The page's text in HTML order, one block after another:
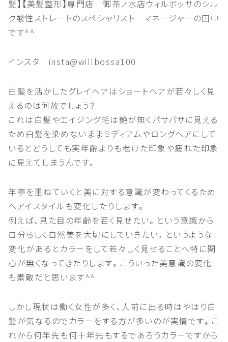
髪】【美髪整形】専門店 御茶ノ水店ウィルボッサのシル
ク酸性ストレートのスペシャリスト マネージャーの田中
です^^
インスタ insta@willbossa100
白髪を活かしたグレイヘアはショートヘアが若々しく見
えるのは何故でしょう？
これは白髪やエイジング毛は艶が無くパサパサに見える
ため白髪を染めないままミディアムやロングヘアにして
いるとどうしても実年齢よりも老けた印象や疲れた印象
に見えてしまうんです。
年寧を重ねていくと美に対する意識が変わってくるため
へアイスタイルも変化したりします。
例えば、見た目の年齢を若く見せたい。という意識から
自分らしく自然美を大切にしていきたい。というような
変化があるとカラーをして若々しく見せることへ特に関
心が無くなってきたりします。こういった美意識の変化
も素敵だと思います^^
しかし現状は働く女性が多く、人前に出る時はやはり白
髪が気なるのでカラーをする方が多いのが実情です。こ
れから何年先も何十年先もするであろうカラーですから